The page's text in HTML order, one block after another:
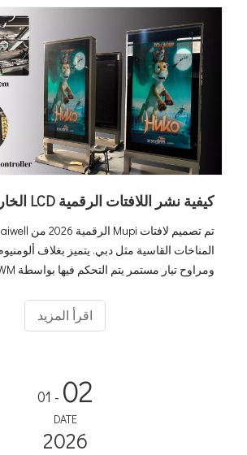
المناخات القاسية مثل دبي. يتميز بغلاف
مئوية. إنه حل 'التوصيل والتشغيل' الحقيقي مع
اقرأ المزيد
02
- 01
DATE
2026